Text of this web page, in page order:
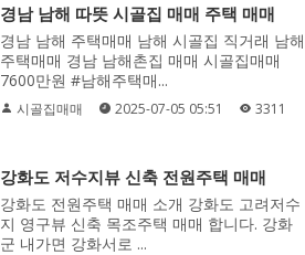
경남 남해 따뜻 시골집 매매 주택 매매
경남 남해 주택매매 남해 시골집 직거래 남해
주택매매 경남 남해촌집 매매 시골집매매
7600만원 #남해주택매...
시골집매매 2025-07-05 05:51 3311
강화도 저수지뷰 신축 전원주택 매매
강화도 전원주택 매매 소개 강화도 고려저수
지 영구뷰 신축 목조주택 매매 합니다. 강화
군 내가면 강화서로 ...